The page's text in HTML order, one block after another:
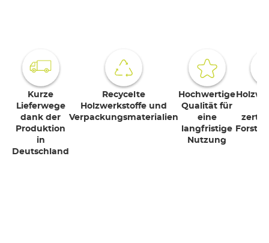
Kurze
Lieferwege
dank der
Produktion
in
Deutschland
Recycelte
Holzwerkstoffe und
Verpackungsmaterialien
Hochwertige
Qualität für
eine
langfristige
Nutzung